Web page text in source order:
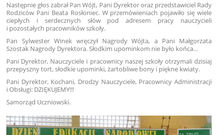
Następnie głos zabrał Pan Wójt, Pani Dyrektor oraz przedstawiciel Rady
Rodziców Pani Beata Rosłoniec. W przemówieniach pojawiło się wiele
ciepłych i serdecznych słów pod adresem pracy nauczycieli
i pozostałych pracowników szkoły.
Pan Sylwester Winek wręczył Nagrody Wójta, a Pani Małgorzata
Szostak Nagrody Dyrektora. Słodkim upominkom nie było końca…
Pani Dyrektor, Nauczyciele i pracownicy naszej szkoły otrzymali dzisiaj
przepyszny tort, słodkie upominki, żartobliwe bony i piękne kwiaty.
Pani Dyrektor, Kochani, Drodzy Nauczyciele, Pracownicy Administracji
i Obsługi: DZIĘKUJEMY!!!
Samorząd Uczniowski.